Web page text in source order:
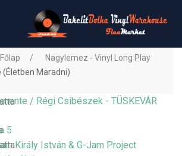
Főlap
Nagylemez - Vinyl Long Play
(Életben Maradni)